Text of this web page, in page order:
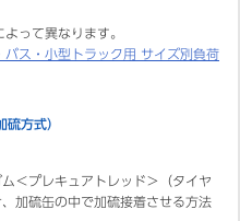
って異なります。
バス・小型トラック用 サイズ別負荷
方式）
＜プレキュアトレッド＞（タイヤ
加硫缶の中で加硫接着させる方法